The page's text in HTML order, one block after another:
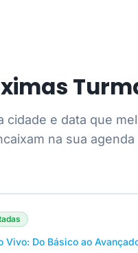
cidade e data que
na sua agenda
Vivo: Do Básico ao